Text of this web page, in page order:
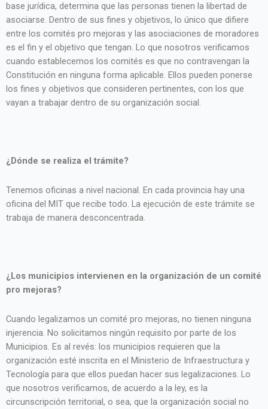
base jurídica, determina que las personas tienen la libertad de
asociarse. Dentro de sus fines y objetivos, lo único que difiere
entre los comités pro mejoras y las asociaciones de moradores
es el fin y el objetivo que tengan. Lo que nosotros verificamos
cuando establecemos los comités es que no contravengan la
Constitución en ninguna forma aplicable. Ellos pueden ponerse
los fines y objetivos que consideren pertinentes, con los que
vayan a trabajar dentro de su organización social.
¿Dónde se realiza el trámite?
Tenemos oficinas a nivel nacional. En cada provincia hay una
oficina del MIT que recibe todo. La ejecución de este trámite se
trabaja de manera desconcentrada.
¿Los municipios intervienen en la organización de un comité
pro mejoras?
Cuando legalizamos un comité pro mejoras, no tienen ninguna
injerencia. No solicitamos ningún requisito por parte de los
Municipios. Es al revés: los municipios requieren que la
organización esté inscrita en el Ministerio de Infraestructura y
Tecnología para que ellos puedan hacer sus legalizaciones. Lo
que nosotros verificamos, de acuerdo a la ley, es la
circunscripción territorial, o sea, que la organización social no